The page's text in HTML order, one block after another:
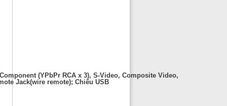
(YPbPr RCA x 3), S-Video, Composite Video,
Jack(wire remote); Chiếu USB